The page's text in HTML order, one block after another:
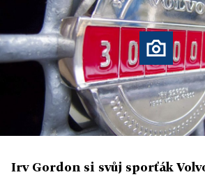
Irv Gordon si svůj sporťák